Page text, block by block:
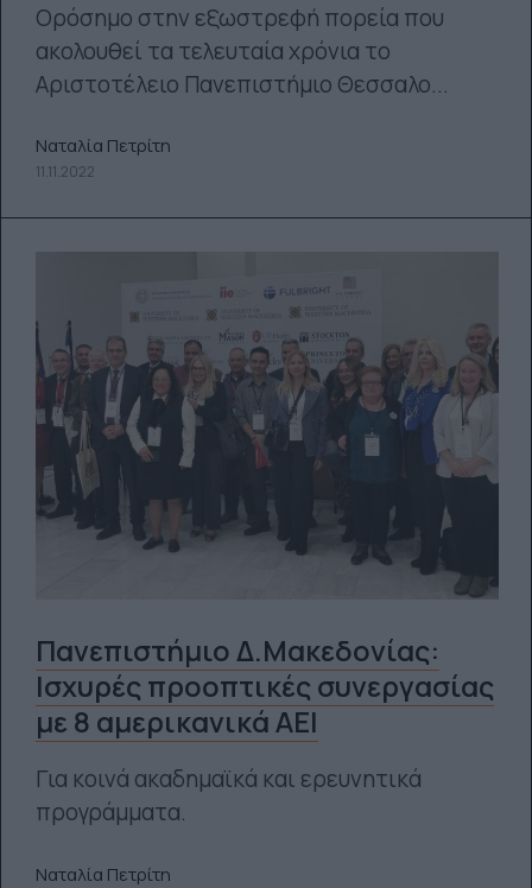
Ορόσημο στην εξωστρεφή πορεία που
ακολουθεί τα τελευταία χρόνια το
Αριστοτέλειο Πανεπιστήμιο Θεσσαλο...
Ναταλία Πετρίτη
11.11.2022
Πανεπιστήμιο Δ.Μακεδονίας:
Ισχυρές προοπτικές συνεργασίας
με 8 αμερικανικά ΑΕΙ
Για κοινά ακαδημαϊκά και ερευνητικά
προγράμματα.
Ναταλία Πετρίτη